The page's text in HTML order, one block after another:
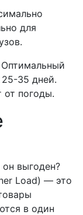
для
35 дней.
от погоды.
выгоден?
Load) — это
в один